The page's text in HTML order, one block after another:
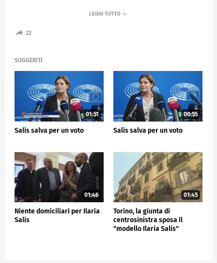
e la possibilità di fre bene per questa città ma
Silvia Salis presentando le sei assessore e i sei
22
SUGGERITI
01:51
Salis salva per un voto
00:55
Salis salva per un voto
01:46
Niente domiciliari per Ilaria
Salis
01:45
Torino, la giunta di
centrosinistra sposa il
"modello Ilaria Salis"